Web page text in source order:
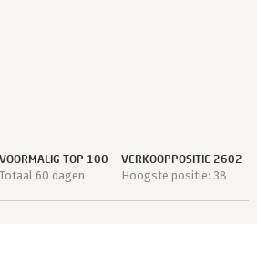
VOORMALIG TOP 100
Totaal 60 dagen
VERKOOPPOSITIE 2602
Hoogste positie: 38